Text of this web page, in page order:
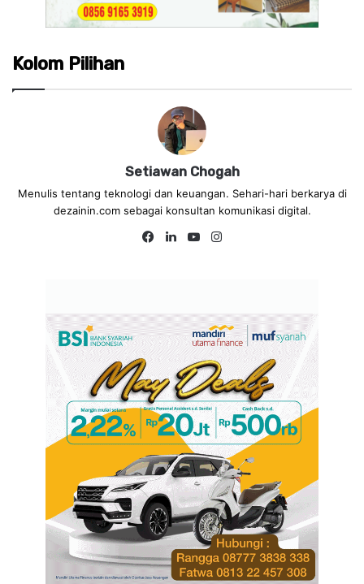
Kolom Pilihan
Setiawan Chogah
Menulis tentang teknologi dan keuangan. Sehari-hari berkarya di
dezainin.com sebagai konsultan komunikasi digital.
Fa
Lin
Yo